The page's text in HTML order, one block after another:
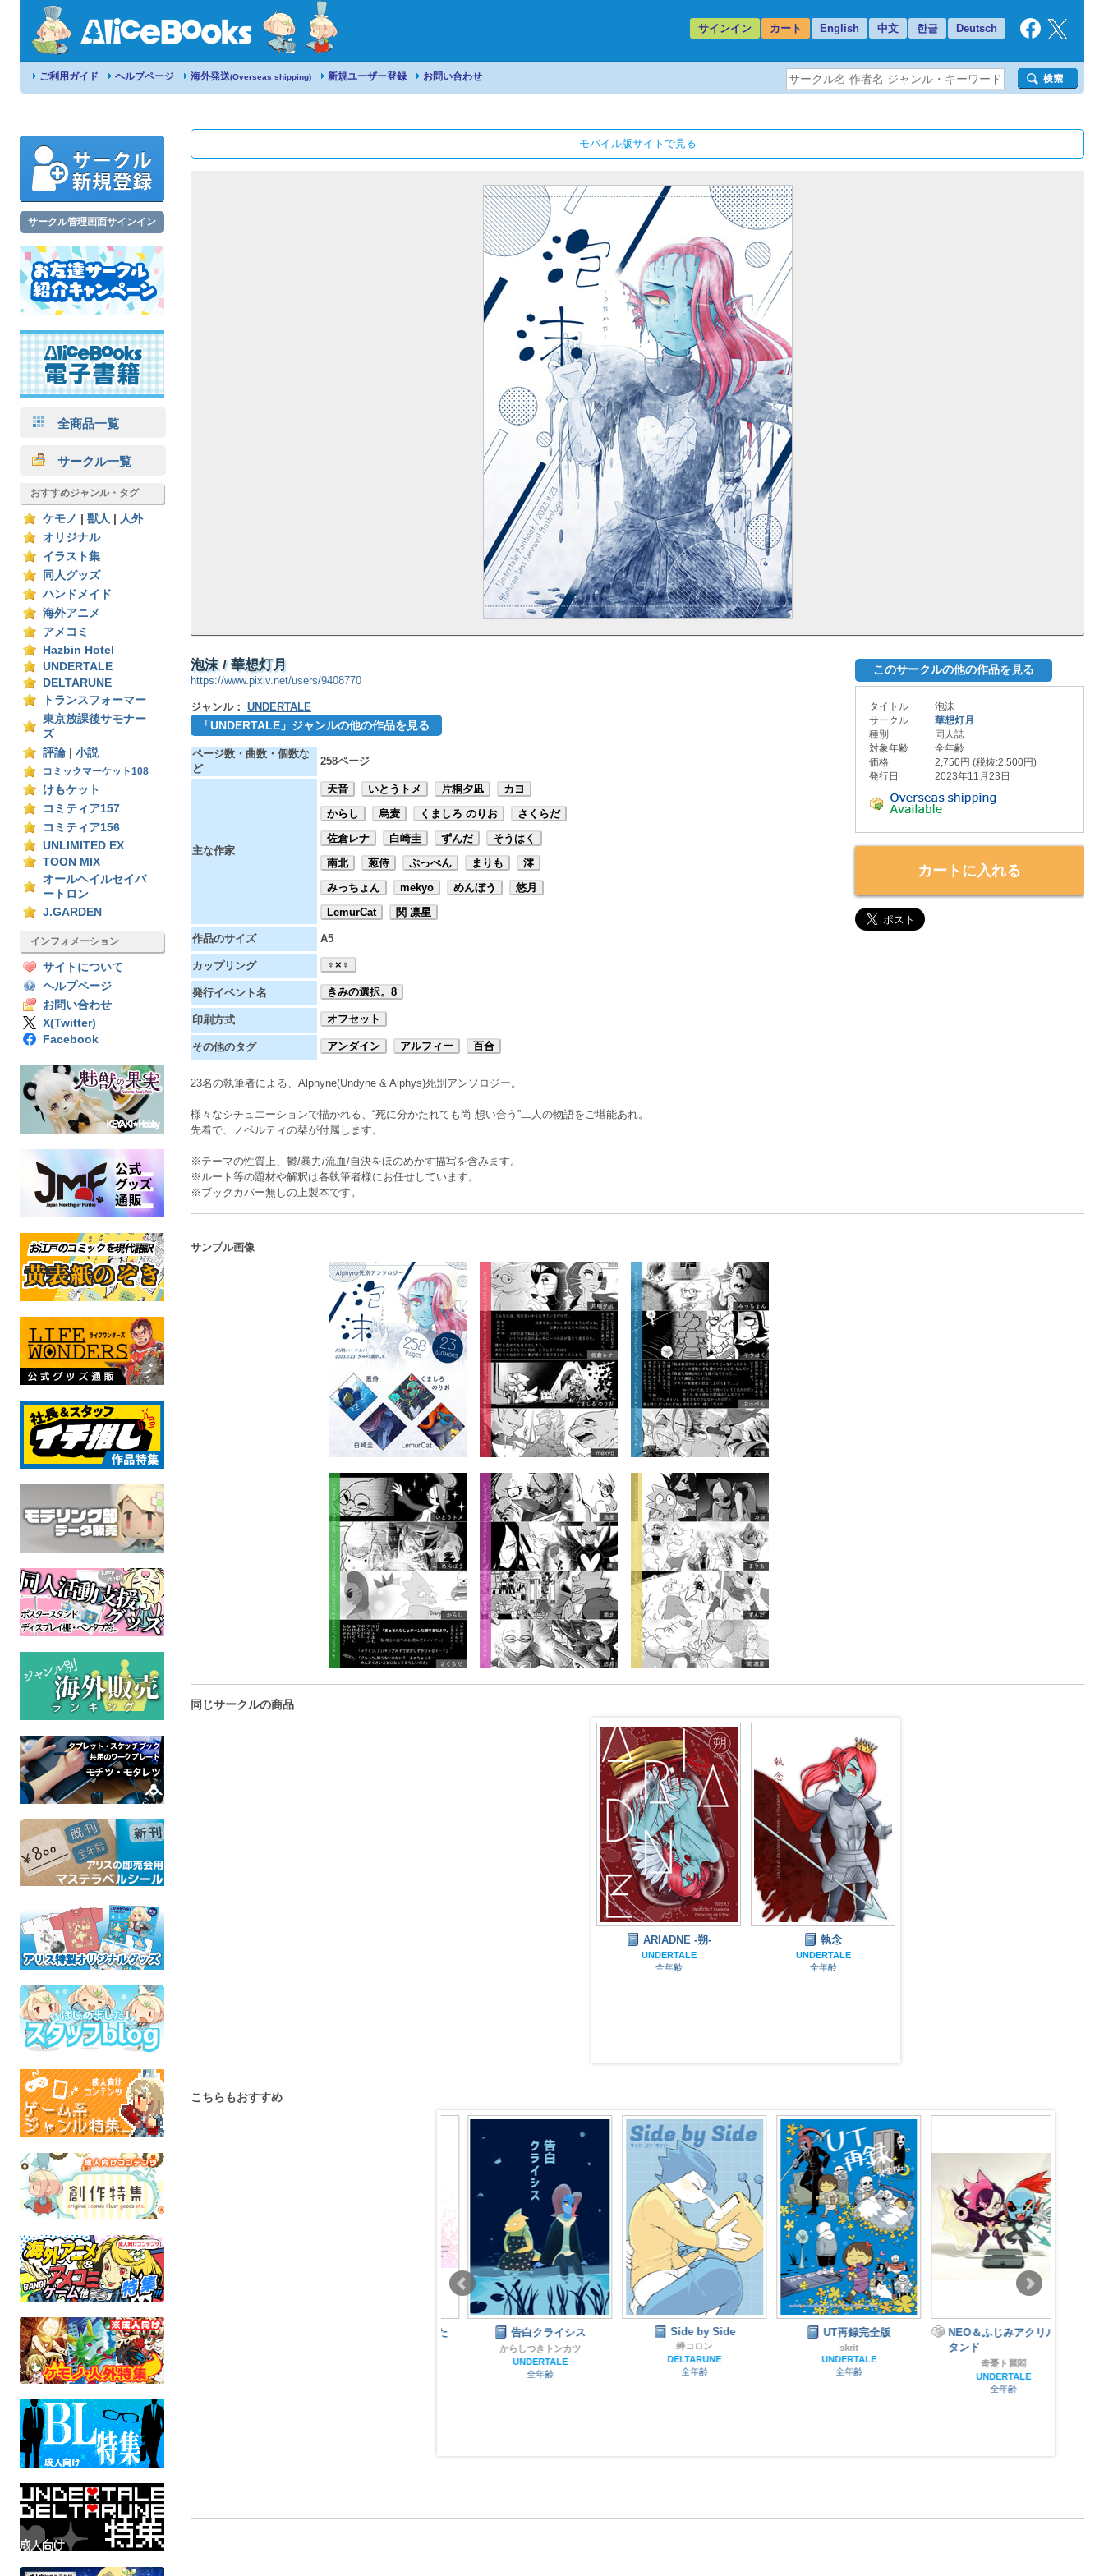
サインイン カート English 中文 한글 Deutsch
ご利用ガイド ヘルプページ 海外発送(Overseas shipping) 新規ユーザー登録 お問い合わせ
サークル管理画面サインイン
全商品一覧
サークル一覧
おすすめジャンル・タグ
ケモノ 獣人
人外
オリジナル
イラスト集
同人グッズ
ハンドメイド
海外アニメ
アメコミ
Hazbin Hotel
UNDERTALE
DELTARUNE
トランスフォーマー
東京放課後サモナー
ズ
評論
小説
コミックマーケット108
けもケット
コミティア157
コミティア156
UNLIMITED EX
TOON MIX
オールヘイルセイバ
ートロン
J.GARDEN
インフォメーション
サイトについて
ヘルプページ
お問い合わせ
X(Twitter)
Facebook
モバイル版サイトで見る
泡沫 / 華想灯月
https://www.pixiv.net/users/9408770
ジャンル： UNDERTALE
「UNDERTALE」ジャンルの他の作品を見る
ページ数・曲数・個数な
ど
258ページ
主な作家
天音 いとうトメ 片桐夕凪
カヨ
からし
烏麦 くましろ のりお
さくらだ
佐倉レナ
白崎圭 ずんだ
そうはく
南北
葱侍 ぷっぺん まりも
澪
みっちょん
mekyo めんぼう
悠月
LemurCat
関 凛星
作品のサイズ A5
カップリング ♀×♀
発行イベント名 きみの選択。8
印刷方式 オフセット
その他のタグ アンダイン アルフィー 百合
23名の執筆者による、Alphyne(Undyne & Alphys)死別アンソロジー。
様々なシチュエーションで描かれる、“死に分かたれても尚 想い合う”二人の物語をご堪能あれ。
先着で、ノベルティの栞が付属します。
※テーマの性質上、鬱/暴力/流血/自決をほのめかす描写を含みます。
※ルート等の題材や解釈は各執筆者様にお任せしています。
※ブックカバー無しの上製本です。
このサークルの他の作品を見る
タイトル
泡沫
サークル
華想灯月
種別
同人誌
対象年齢
全年齢
価格
2,750円 (税抜:2,500円)
発行日
2023年11月23日
カートに入れる
サンプル画像
同じサークルの商品
ARIADNE -朔-
UNDERTALE
全年齢
執念
UNDERTALE
全年齢
こちらもおすすめ
犬も歩けば決意を抱く
南北屋
DELTARUNE
全年齢
告白クライシス
からしつきトンカツ
UNDERTALE
全年齢
Side by Side
蝉コロン
DELTARUNE
全年齢
UT再録完全版
UNDERTALE
全年齢
NEO＆ふじみアクリルス
タンド
奇憂ト麗悶
UNDERTALE
全年齢